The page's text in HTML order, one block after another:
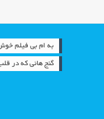
به ام بی فیلم خوش
گنج هائی که در